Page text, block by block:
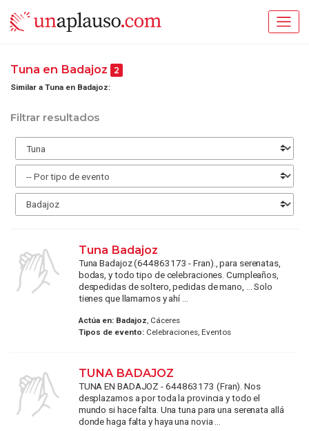
Tuna en Badajoz 2
Similar a Tuna en Badajoz:
Filtrar resultados
Tuna Badajoz
Tuna Badajoz (644863173 - Fran)., para serenatas,
bodas, y todo tipo de celebraciones. Cumpleaños,
despedidas de soltero, pedidas de mano, ... Solo
tienes que llamarnos y ahí ...
Actúa en: Badajoz, Cáceres
Tipos de evento:Celebraciones, Eventos
TUNA BADAJOZ
TUNA EN BADAJOZ - 644863173 (Fran). Nos
desplazamos a por toda la provincia y todo el
mundo si hace falta. Una tuna para una serenata allá
donde haga falta y haya una novia ...